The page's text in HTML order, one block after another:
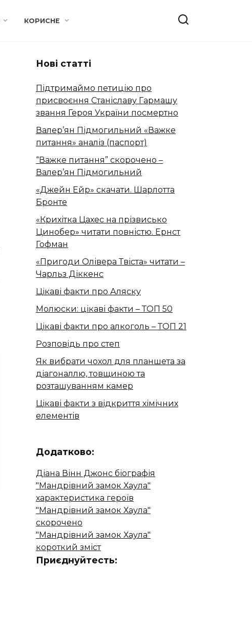
КОРИСНЕ
Нові статті
Підтримаймо петицію про
присвоєння Станіславу Гармашу
звання Героя України посмертно
Валер’ян Підмогильний «Важке
питання» аналіз (паспорт)
“Важке питання” скорочено –
Валер’ян Підмогильний
«Джейн Ейр» скачати. Шарлотта
Бронте
«Крихітка Цахес на прізвисько
Цинобер» читати повністю. Ернст
Гофман
«Пригоди Олівера Твіста» читати –
Чарльз Діккенс
Цікаві факти про Аляску
Молюски: цікаві факти – ТОП 50
Цікаві факти про алкоголь – ТОП 21
Розповідь про степ
Як вибрати чохол для планшета за
діагоналлю, товщиною та
розташуванням камер
Цікаві факти з відкриття хімічних
елементів
Додатково:
Діана Вінн Джонс біографія
"Мандрівний замок Хаула"
характеристика героїв
"Мандрівний замок Хаула"
скорочено
"Мандрівний замок Хаула"
короткий зміст
Приєднуйтесть: